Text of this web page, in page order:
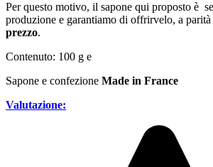
Per questo motivo, il sapone qui proposto è
produzione e garantiamo di offrirvelo, a
prezzo.
Contenuto: 100 g e
Sapone e confezione Made in France
Valutazione: